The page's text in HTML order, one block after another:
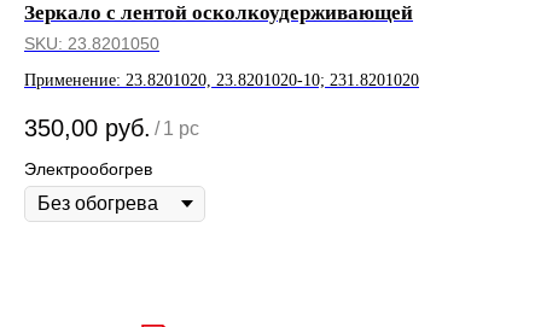
Зеркало с лентой осколкоудерживающей
SKU: 23.8201050
Применение: 23.8201020, 23.8201020-10; 231.8201020
350,00 руб. / 1 pc
Электрообогрев